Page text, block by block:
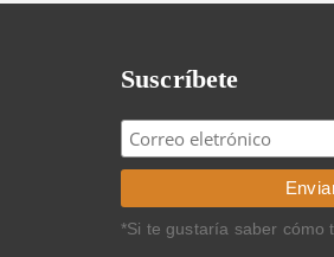
Suscríbete
*Si te gustaría saber cómo